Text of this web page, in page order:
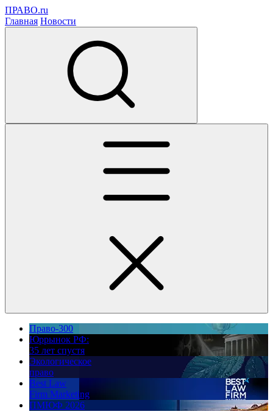
ПРАВО.ru
Главная Новости
Право-300
Юррынок РФ:
35 лет спустя
Экологическое
право
Best Law
Firm Marketing
ПМЮФ 2026